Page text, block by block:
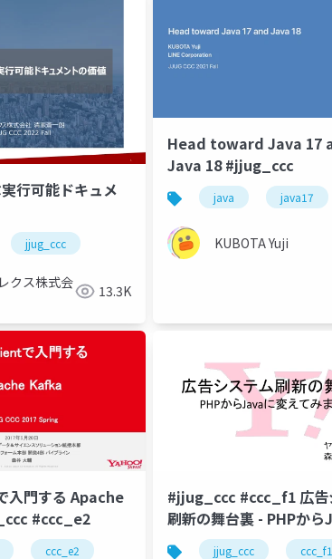
行可能ドキュメ
jjug_ccc
クス株式会
13.3K
Head toward Java 17
Java 18 #jjug_ccc
java java17
KUBOTA Yuji
門する Apache
#ccc_e2
ccc_e2
#jjug_ccc #ccc_f1 広告
刷新の舞台裏 - PHPから
変えてみました
jjug_ccc ccc_f1